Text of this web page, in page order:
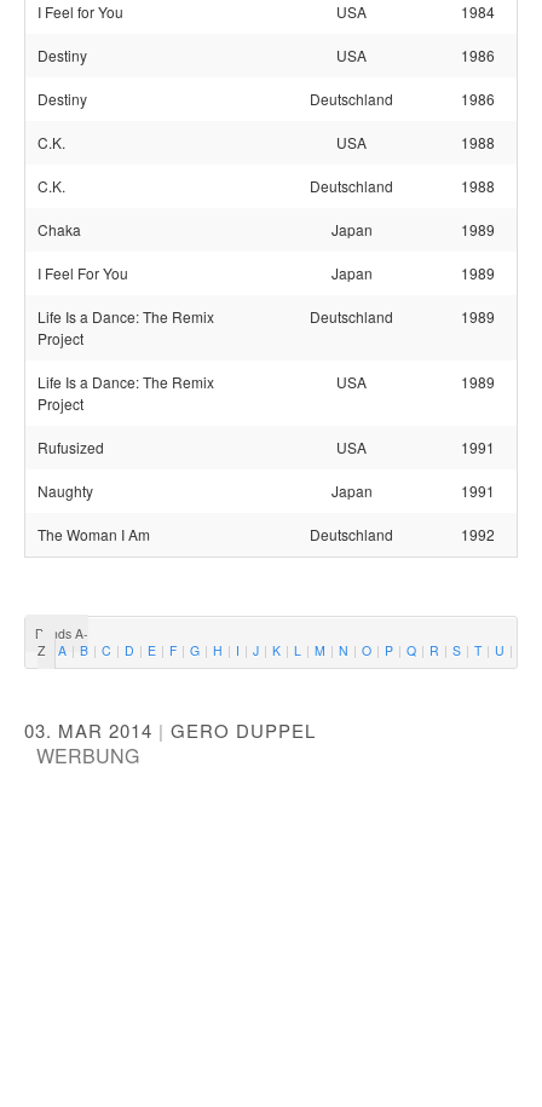
I Feel for You USA 1984
Destiny USA 1986
Destiny Deutschland 1986
C.K. USA 1988
C.K. Deutschland 1988
Chaka Japan 1989
I Feel For You Japan 1989
Life Is a Dance: The Remix
Project
Deutschland 1989
Life Is a Dance: The Remix
Project
USA 1989
Rufusized USA 1991
Naughty Japan 1991
The Woman I Am Deutschland 1992
Bands A-
Z
A B C D E F G H I J K L M N O P Q R S T U
03. MAR 2014 | GERO DUPPEL
WERBUNG